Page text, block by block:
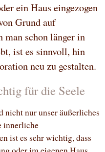
ein Haus eingezogen
Grund auf
man schon länger in
ist es sinnvoll, hin
neu zu gestalten.
für die Seele
nicht nur unser äußerliches
innerliche
ist es sehr wichtig, dass